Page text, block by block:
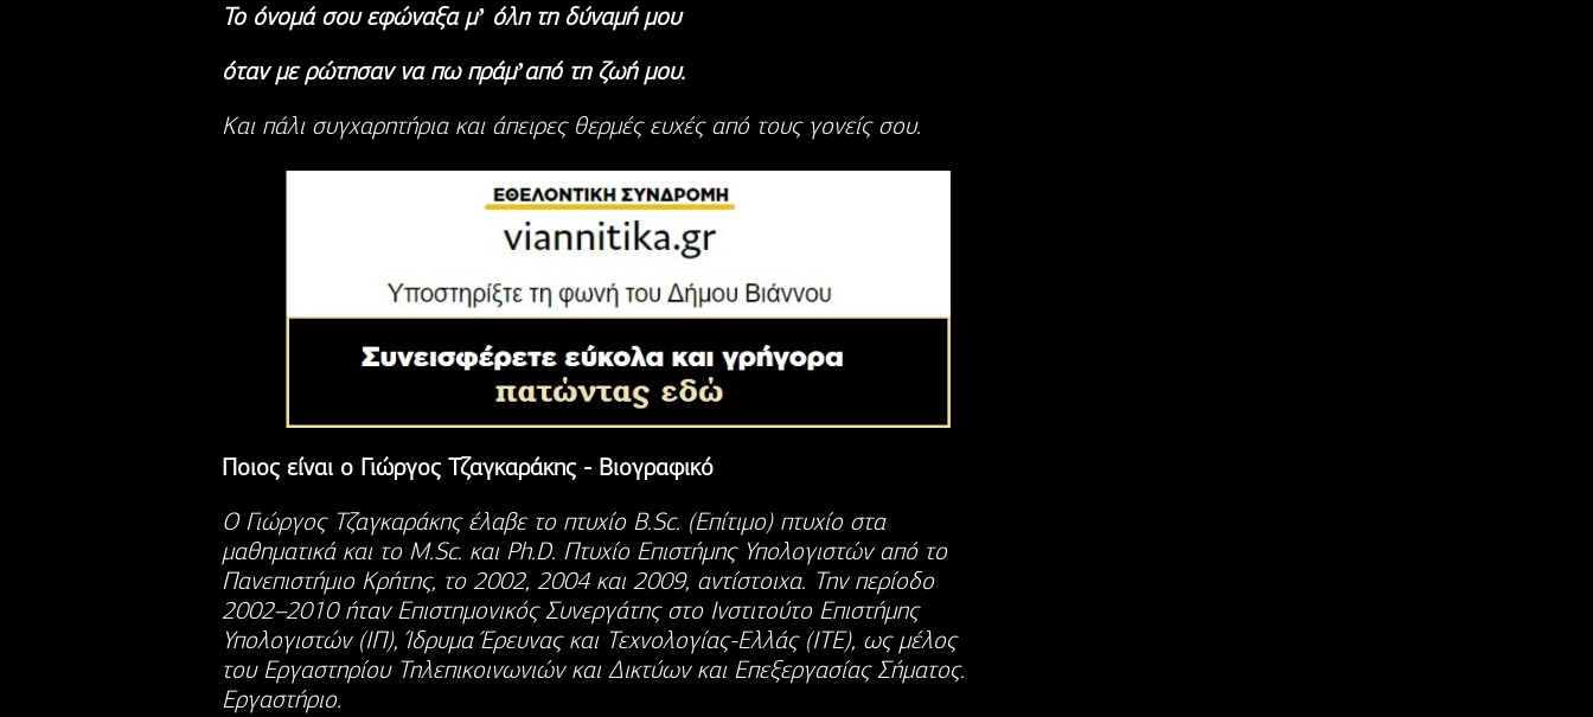
Το όνομά σου εφώναξα μʼ όλη τη δύναμή μου
όταν με ρώτησαν να πω πράμʼαπό τη ζωή μου.
Και πάλι συγχαρητήρια και άπειρες θερμές ευχές από τους γονείς σου.
Ποιος είναι ο Γιώργος Τζαγκαράκης - Βιογραφικό
Ο Γιώργος Τζαγκαράκης έλαβε το πτυχίο B.Sc. (Επίτιμο) πτυχίο στα
μαθηματικά και το M.Sc. και Ph.D. Πτυχίο Επιστήμης Υπολογιστών από το
Πανεπιστήμιο Κρήτης, το 2002, 2004 και 2009, αντίστοιχα. Την περίοδο
2002–2010 ήταν Επιστημονικός Συνεργάτης στο Ινστιτούτο Επιστήμης
Υπολογιστών (ΙΠ), Ίδρυμα Έρευνας και Τεχνολογίας-Ελλάς (ΙΤΕ), ως μέλος
του Εργαστηρίου Τηλεπικοινωνιών και Δικτύων και Επεξεργασίας Σήματος.
Εργαστήριο.